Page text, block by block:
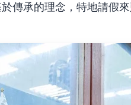
傳承的理念，特地請假